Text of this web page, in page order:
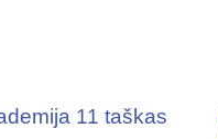
11 taškas